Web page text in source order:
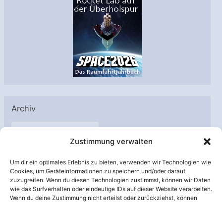
Zustimmung verwalten
Um dir ein optimales Erlebnis zu bieten, verwenden wir Technologien wie
Cookies, um Geräteinformationen zu speichern und/oder darauf
zuzugreifen. Wenn du diesen Technologien zustimmst, können wir Daten
wie das Surfverhalten oder eindeutige IDs auf dieser Website verarbeiten.
Wenn du deine Zustimmung nicht erteilst oder zurückziehst, können
Archiv
A
h
i
v
Unterstützt von: